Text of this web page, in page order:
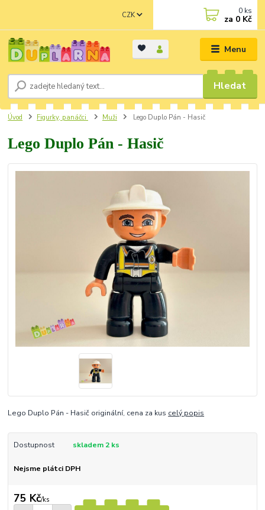
Menu
CZK
Hledat
0 ks
za 0 Kč
Úvod Figurky, panáčci Muži Lego Duplo Pán - Hasič
Lego Duplo Pán - Hasič
Lego Duplo Pán - Hasič originální, cena za kus celý popis
Dostupnost skladem 2 ks
Nejsme plátci DPH
75 Kč/ks